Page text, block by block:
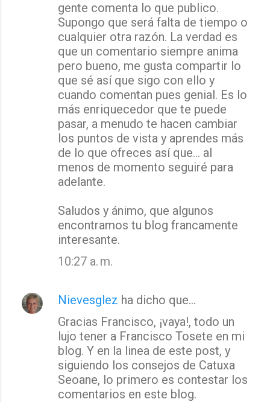
gente comenta lo que publico.
Supongo que será falta de tiempo o
cualquier otra razón. La verdad es
que un comentario siempre anima
pero bueno, me gusta compartir lo
que sé así que sigo con ello y
cuando comentan pues genial. Es lo
más enriquecedor que te puede
pasar, a menudo te hacen cambiar
los puntos de vista y aprendes más
de lo que ofreces así que... al
menos de momento seguiré para
adelante.
Saludos y ánimo, que algunos
encontramos tu blog francamente
interesante.
10:27 a. m.
Nievesglez ha dicho que…
Gracias Francisco, ¡vaya!, todo un
lujo tener a Francisco Tosete en mi
blog. Y en la linea de este post, y
siguiendo los consejos de Catuxa
Seoane, lo primero es contestar los
comentarios en este blog.